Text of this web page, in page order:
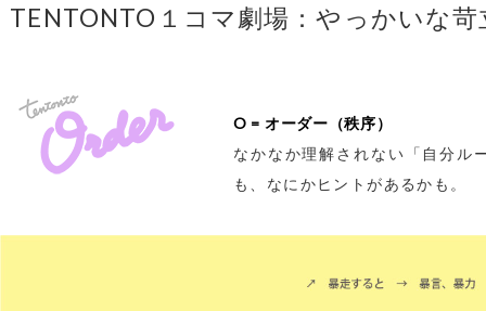
TENTONTO１コマ劇場：やっかいな苛
O = オーダー（秩序）
なかなか理解されない「自分ル
も、なにかヒントがあるかも。